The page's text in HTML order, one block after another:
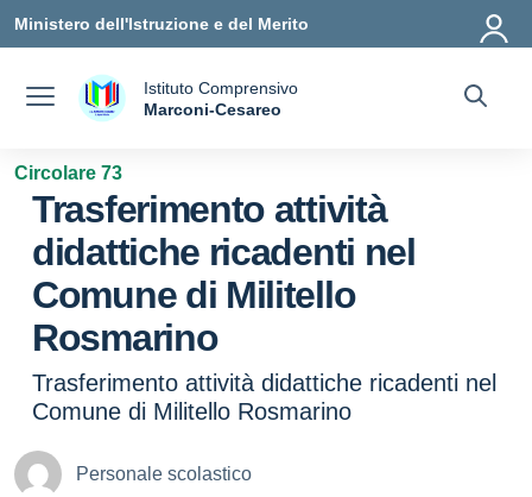
Vai ai contenuti
Vai al menu di navigazione
Vai al footer
Ministero dell'Istruzione e del Merito
Istituto Comprensivo
Marconi-Cesareo
Circolare 73
Trasferimento attività
didattiche ricadenti nel
Comune di Militello
Rosmarino
Trasferimento attività didattiche ricadenti nel
Comune di Militello Rosmarino
Personale scolastico